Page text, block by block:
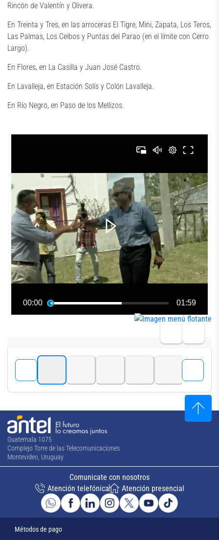
Rincón de Valentín y Olivera.
En Treinta y Tres, en las arroceras El Tigre, Mini, Zapata, Los Teros,
Las Palmas, Los Ceibos y Puntas del Parao (en el límite con Cerro
Largo).
En Flores, en La Casilla y Juan José Castro.
En Lavalleja, en Estación Solís y Colón Lavalleja.
En Río Negro, en Paso de los Mellizos.
Guatemala 1075
Complejo Torre de las Telecomunicaciones
Montevideo, Uruguay
Comunicate con nosotros
Atención telefónica
Atención presencial
Métodos de pago